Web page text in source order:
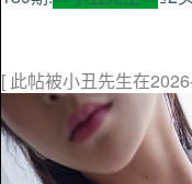
[ 此帖被小丑先生在